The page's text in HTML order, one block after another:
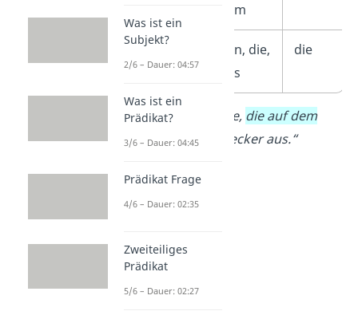
dem
Akkusativ
den, die,
das
die
Beispiel: „Die Torte, die auf dem
Tisch steht, sieht lecker aus.“
Was ist ein
Subjekt?
2/6 – Dauer: 04:57
Was ist ein
Prädikat?
3/6 – Dauer: 04:45
Prädikat Frage
4/6 – Dauer: 02:35
Zweiteiliges
Prädikat
5/6 – Dauer: 02:27